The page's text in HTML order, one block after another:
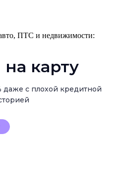
ПТС и недвижимости:
карту
даже с плохой кредитной